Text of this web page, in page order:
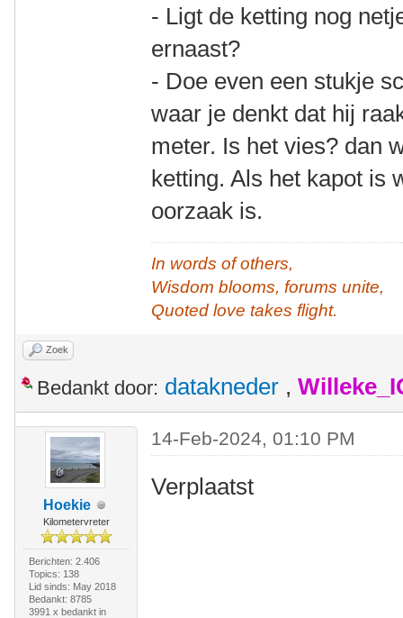
- Ligt de ketting nog
ernaast?
- Doe even een stukje
waar je denkt dat hij
meter. Is het vies? dan
ketting. Als het kapot is
oorzaak is.
In words of others,
Wisdom blooms, forums unite,
Quoted love takes flight.
Zoek
Bedankt door: datakneder ,
Hoekie
Kilometervreter
Berichten: 2.406
Topics: 138
Lid sinds: May 2018
Bedankt: 8785
3991 x bedankt in
14-Feb-2024, 01:10 PM
Verplaatst